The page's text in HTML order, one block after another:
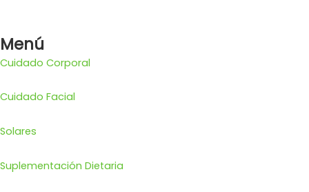
Menú
Cuidado Corporal
Cuidado Facial
Solares
Suplementación Dietaria